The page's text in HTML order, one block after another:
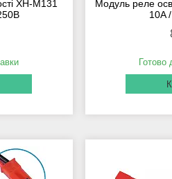
XH-M131
Модуль реле
10A
Готово